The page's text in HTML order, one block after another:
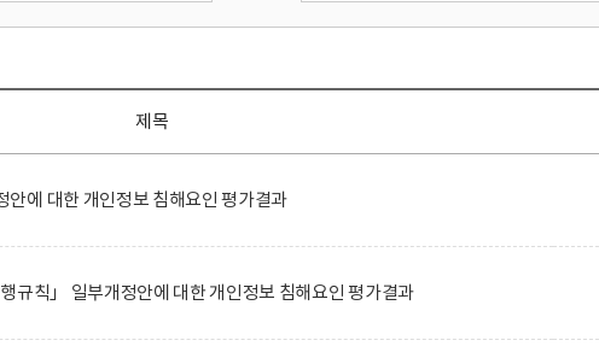
제목
안에 대한 개인정보 침해요인 평가결과
규칙」 일부개정안에 대한 개인정보 침해요인 평가결과